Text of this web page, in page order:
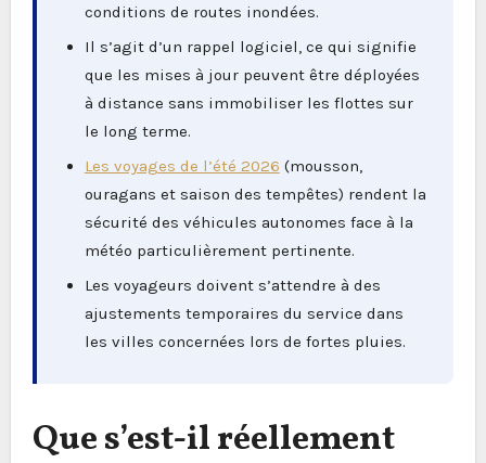
conditions de routes inondées.
Il s’agit d’un rappel logiciel, ce qui signifie
que les mises à jour peuvent être déployées
à distance sans immobiliser les flottes sur
le long terme.
Les voyages de l’été 2026 (mousson,
ouragans et saison des tempêtes) rendent la
sécurité des véhicules autonomes face à la
météo particulièrement pertinente.
Les voyageurs doivent s’attendre à des
ajustements temporaires du service dans
les villes concernées lors de fortes pluies.
Que s’est-il réellement